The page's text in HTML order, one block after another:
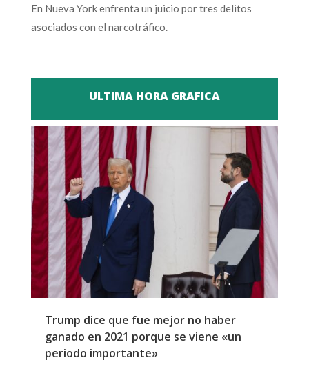
En Nueva York enfrenta un juicio por tres delitos
asociados con el narcotráfico.
ULTIMA HORA GRAFICA
Trump dice que fue mejor no haber
ganado en 2021 porque se viene «un
periodo importante»